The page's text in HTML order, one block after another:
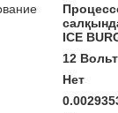
ICE
12 Вольт
Нет